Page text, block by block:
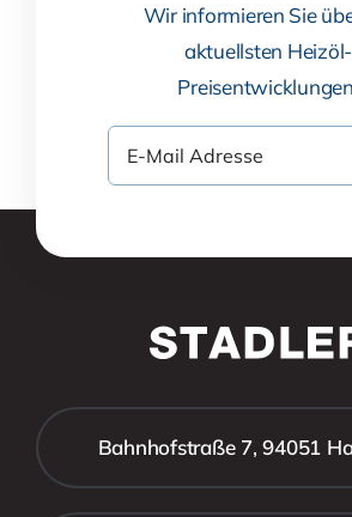
Wir informieren Sie
aktuellsten Heizöl-
Bahnhofstraße 7, 94051